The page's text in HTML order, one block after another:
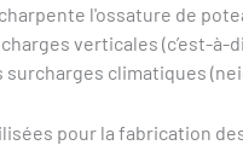
l'ossature de
verticales (c’est-
climatiques
pour la fabrication